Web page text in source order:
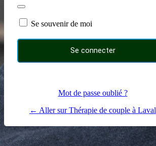
Se souvenir de moi
Mot de passe oublié ?
← Aller sur Thérapie de couple à Laval